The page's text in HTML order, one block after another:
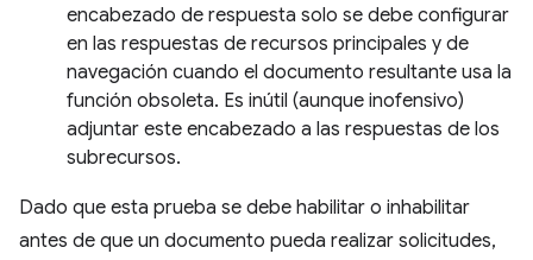
encabezado de respuesta solo se debe configurar
en las respuestas de recursos principales y de
navegación cuando el documento resultante usa la
función obsoleta. Es inútil (aunque inofensivo)
adjuntar este encabezado a las respuestas de los
subrecursos.
Dado que esta prueba se debe habilitar o inhabilitar
antes de que un documento pueda realizar solicitudes,